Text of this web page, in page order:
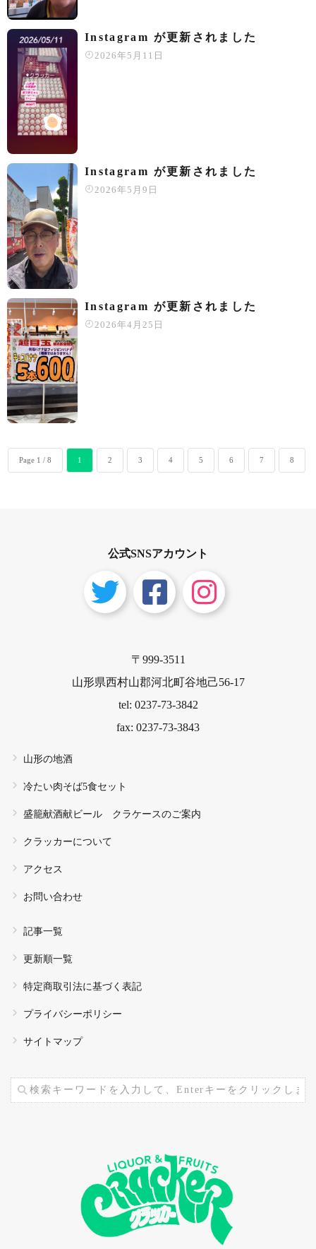
Instagram が更新されました
2026年5月11日
Instagram が更新されました
2026年5月9日
Instagram が更新されました
2026年4月25日
Page 1 / 8 1 2 3 4 5 6 7 8
公式SNSアカウント
〒999-3511
山形県西村山郡河北町谷地己56-17
tel: 0237-73-3842
fax: 0237-73-3843
山形の地酒
冷たい肉そば5食セット
盛籠献酒献ビール クラケースのご案内
クラッカーについて
アクセス
お問い合わせ
記事一覧
更新順一覧
特定商取引法に基づく表記
プライバシーポリシー
サイトマップ